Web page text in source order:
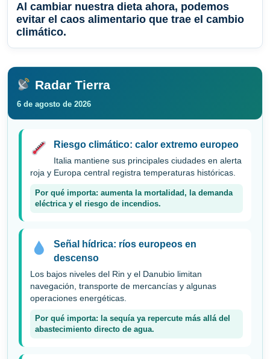
Al cambiar nuestra dieta ahora, podemos
evitar el caos alimentario que trae el cambio
climático.
Radar Tierra
6 de agosto de 2026
Riesgo climático: calor extremo europeo
Italia mantiene sus principales ciudades en alerta
roja y Europa central registra temperaturas históricas.
Por qué importa: aumenta la mortalidad, la demanda
eléctrica y el riesgo de incendios.
Señal hídrica: ríos europeos en
descenso
Los bajos niveles del Rin y el Danubio limitan
navegación, transporte de mercancías y algunas
operaciones energéticas.
Por qué importa: la sequía ya repercute más allá del
abastecimiento directo de agua.